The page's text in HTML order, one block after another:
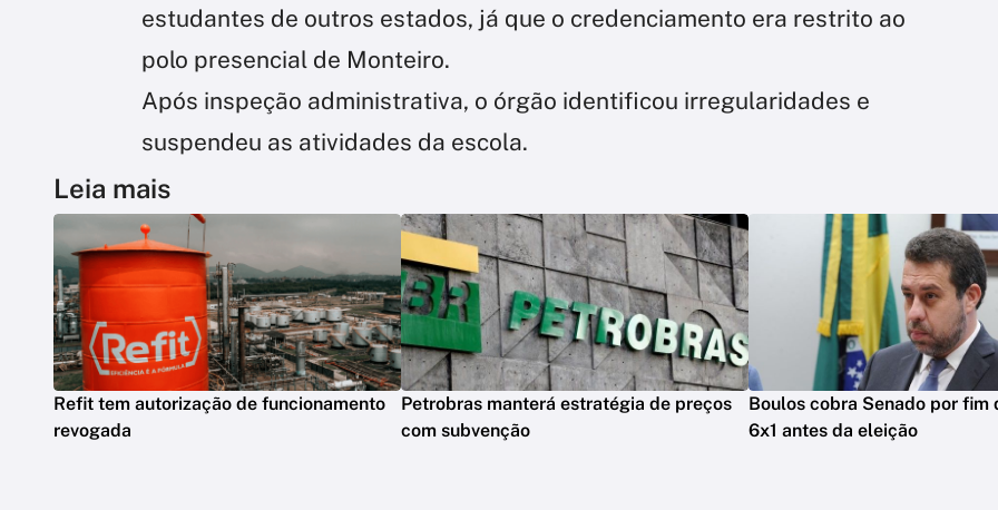
estudantes de outros estados, já que o credenciamento era restrito ao
polo presencial de Monteiro.
Após inspeção administrativa, o órgão identificou irregularidades e
suspendeu as atividades da escola.
Leia mais
Refit tem autorização de funcionamento
revogada
Petrobras manterá estratégia de preços
com subvenção
Boulos cobra Senado por fim
6x1 antes da eleição